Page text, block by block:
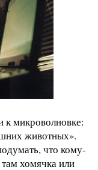
к микроволновке:
животных».
что кому-
хомячка или